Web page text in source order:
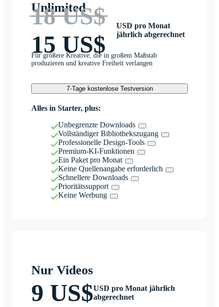
Unlimited
18 US$
15 US$
USD pro Monat
jährlich abgerechnet
Für größere Kreative, die in großem Maßstab
produzieren und kreative Freiheit verlangen
7-Tage kostenlose Testversion
Alles in Starter, plus:
Unbegrenzte Downloads
Vollständiger Bibliothekszugang
Professionelle Design-Tools
Premium-KI-Funktionen
Ein Paket pro Monat
Keine Quellenangabe erforderlich
Schnellere Downloads
Prioritätssupport
Keine Werbung
Nur Videos
9 US$USD pro Monat jährlich
abgerechnet